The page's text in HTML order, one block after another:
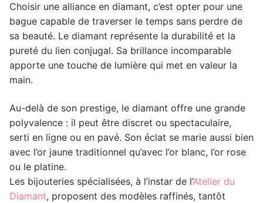
Choisir une alliance en diamant, c’est opter pour une
bague capable de traverser le temps sans perdre de
sa beauté. Le diamant représente la durabilité et la
pureté du lien conjugal. Sa brillance incomparable
apporte une touche de lumière qui met en valeur la
main.
Au-delà de son prestige, le diamant offre une grande
polyvalence : il peut être discret ou spectaculaire,
serti en ligne ou en pavé. Son éclat se marie aussi bien
avec l’or jaune traditionnel qu’avec l’or blanc, l’or rose
ou le platine.
Les bijouteries spécialisées, à l’instar de l’Atelier du
Diamant, proposent des modèles raffinés, tantôt